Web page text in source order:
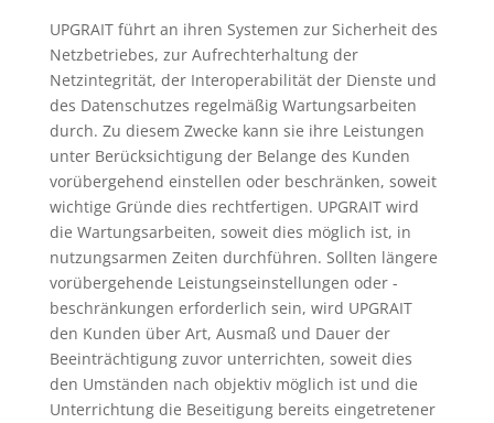
UPGRAIT führt an ihren Systemen zur Sicherheit des
Netzbetriebes, zur Aufrechterhaltung der
Netzintegrität, der Interoperabilität der Dienste und
des Datenschutzes regelmäßig Wartungsarbeiten
durch. Zu diesem Zwecke kann sie ihre Leistungen
unter Berücksichtigung der Belange des Kunden
vorübergehend einstellen oder beschränken, soweit
wichtige Gründe dies rechtfertigen. UPGRAIT wird
die Wartungsarbeiten, soweit dies möglich ist, in
nutzungsarmen Zeiten durchführen. Sollten längere
vorübergehende Leistungseinstellungen oder -
beschränkungen erforderlich sein, wird UPGRAIT
den Kunden über Art, Ausmaß und Dauer der
Beeinträchtigung zuvor unterrichten, soweit dies
den Umständen nach objektiv möglich ist und die
Unterrichtung die Beseitigung bereits eingetretener